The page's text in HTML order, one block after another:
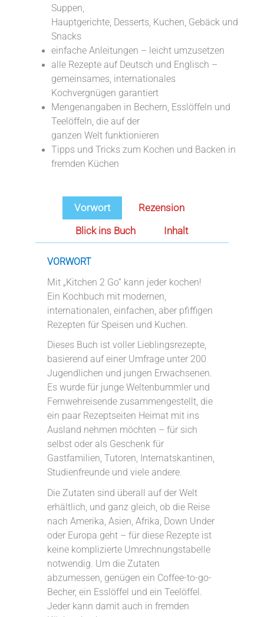
Suppen,
Hauptgerichte, Desserts, Kuchen, Gebäck und
Snacks
einfache Anleitungen – leicht umzusetzen
alle Rezepte auf Deutsch und Englisch –
gemeinsames, internationales
Kochvergnügen garantiert
Mengenangaben in Bechern, Esslöffeln und
Teelöffeln, die auf der
ganzen Welt funktionieren
Tipps und Tricks zum Kochen und Backen in
fremden Küchen
Vorwort
Rezension
Blick ins Buch
Inhalt
VORWORT
Mit „Kitchen 2 Go“ kann jeder kochen!
Ein Kochbuch mit modernen,
internationalen, einfachen, aber pfiffigen
Rezepten für Speisen und Kuchen.
Dieses Buch ist voller Lieblingsrezepte,
basierend auf einer Umfrage unter 200
Jugendlichen und jungen Erwachsenen.
Es wurde für junge Weltenbummler und
Fernwehreisende zusammengestellt, die
ein paar Rezeptseiten Heimat mit ins
Ausland nehmen möchten – für sich
selbst oder als Geschenk für
Gastfamilien, Tutoren, Internatskantinen,
Studienfreunde und viele andere.
Die Zutaten sind überall auf der Welt
erhältlich, und ganz gleich, ob die Reise
nach Amerika, Asien, Afrika, Down Under
oder Europa geht – für diese Rezepte ist
keine komplizierte Umrechnungstabelle
notwendig. Um die Zutaten
abzumessen, genügen ein Coffee-to-go-
Becher, ein Esslöffel und ein Teelöffel.
Jeder kann damit auch in fremden